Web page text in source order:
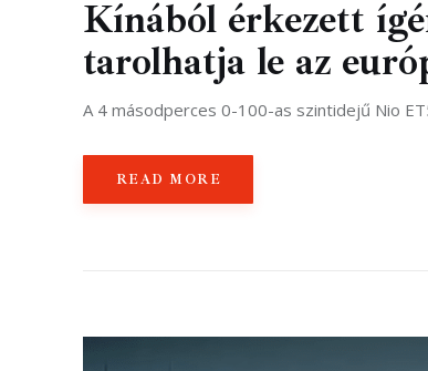
Kínából érkezett
tarolhatja le az
A 4 másodperces 0-100-as szintidejű Nio
READ MORE